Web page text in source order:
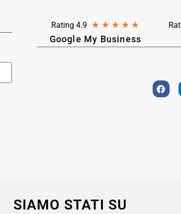
Rating 4.9 ★ ★ ★ ★ ★
Google My Business
SIAMO STATI SU